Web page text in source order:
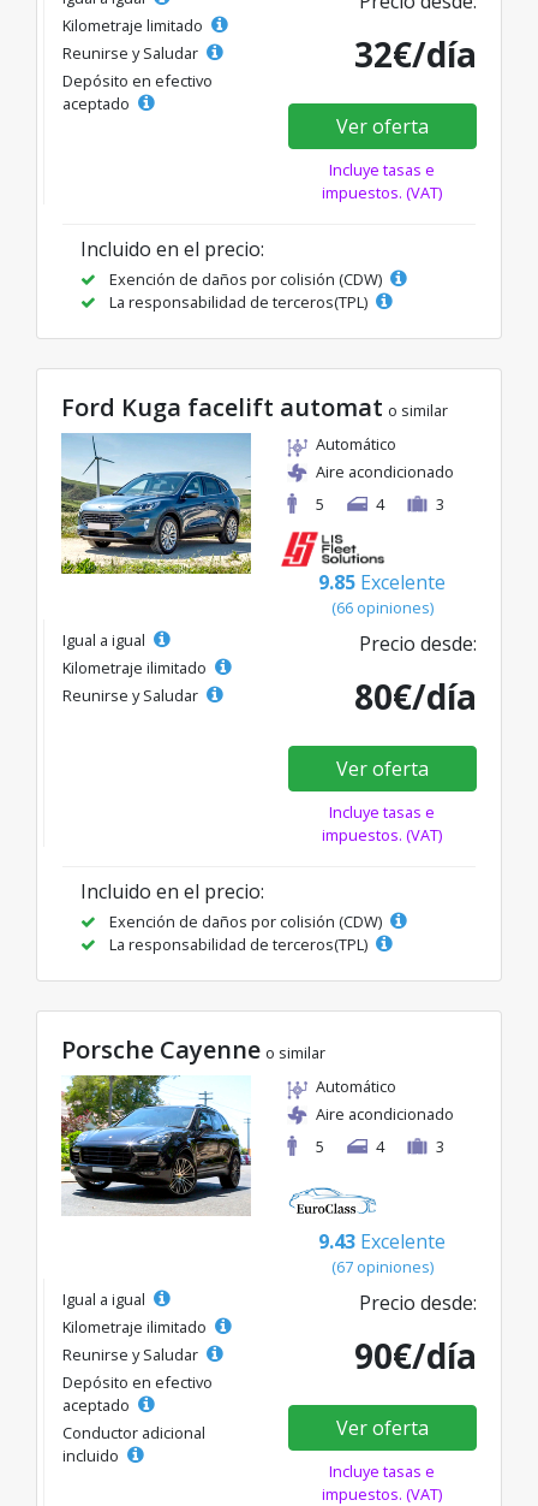
Kilometraje limitado
Reunirse y Saludar
Depósito en efectivo
aceptado
32€/día
Ver oferta
Incluye tasas e
impuestos. (VAT)
Incluido en el precio:
Exención de daños por colisión (CDW)
La responsabilidad de terceros(TPL)
Ford Kuga facelift automat o similar
Automático
Aire acondicionado
5
4 3
9.85 Excelente
(66 opiniones)
Igual a igual
Kilometraje ilimitado
Reunirse y Saludar
Precio desde:
80€/día
Ver oferta
Incluye tasas e
impuestos. (VAT)
Incluido en el precio:
Exención de daños por colisión (CDW)
La responsabilidad de terceros(TPL)
Porsche Cayenne o similar
Automático
Aire acondicionado
5
4 3
9.43 Excelente
(67 opiniones)
Igual a igual
Kilometraje ilimitado
Reunirse y Saludar
Depósito en efectivo
aceptado
Conductor adicional
incluido
Precio desde:
90€/día
Ver oferta
Incluye tasas e
impuestos. (VAT)